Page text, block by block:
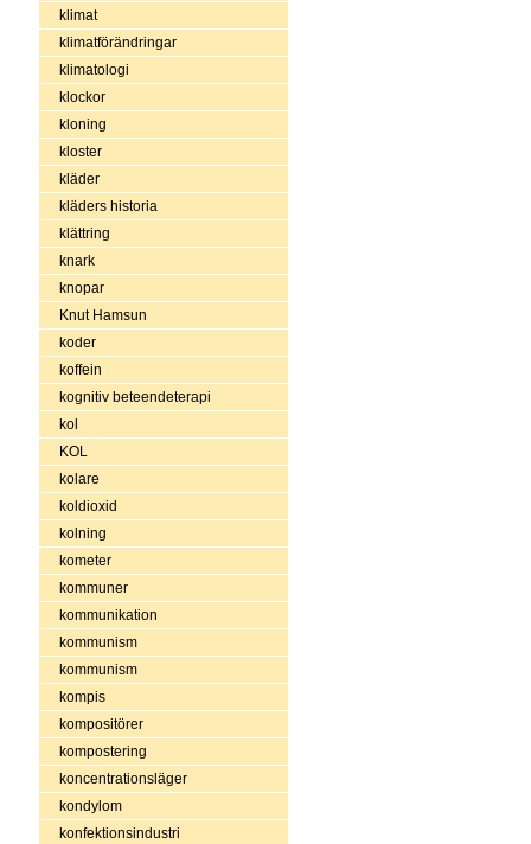
klimat
klimatförändringar
klimatologi
klockor
kloning
kloster
kläder
kläders historia
klättring
knark
knopar
Knut Hamsun
koder
koffein
kognitiv beteendeterapi
kol
KOL
kolare
koldioxid
kolning
kometer
kommuner
kommunikation
kommunism
kommunism
kompis
kompositörer
kompostering
koncentrationsläger
kondylom
konfektionsindustri